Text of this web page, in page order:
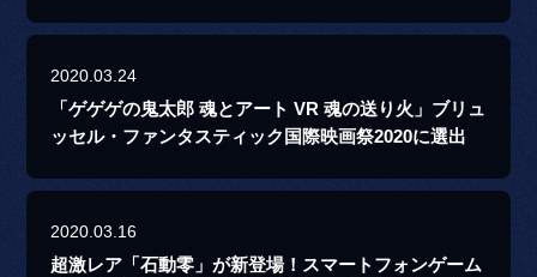
2020.03.24
「ゲゲゲの鬼太郎 魂とアート VR 魂の送り火」ブリュ
ッセル・ファンタスティック国際映画祭2020に選出
2020.03.16
超激レア「石動零」が新登場！スマートフォンゲーム